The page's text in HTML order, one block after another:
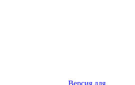
Версия для